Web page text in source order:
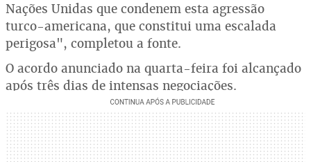
Nações Unidas que condenem esta agressão
turco-americana, que constitui uma escalada
perigosa", completou a fonte.
O acordo anunciado na quarta-feira foi alcançado
após três dias de intensas negociações.